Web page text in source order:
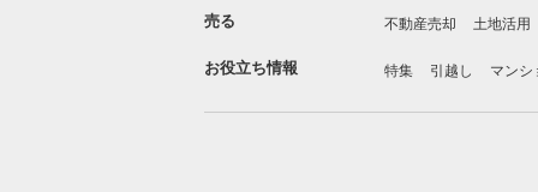
売る 不動産売却 土地活用
お役立ち情報 特集 引越し マンシ